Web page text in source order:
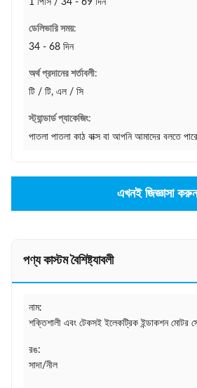
1 পিসি / 34 - 69 দিন
ডেলিভারি সময়:
34 - 68 দিন
অর্থ প্রদানের শর্তাবলী:
টি / টি, এল / সি
স্ট্যান্ডার্ড প্যাকেজিং:
পাতলা পাতলা কাঠ বাক্স বা আপনি আমাদের বলতে
এখনই জিজ্ঞাসা করুন
পণ্য কাস্টম বৈশিষ্ট্যাবলী
নাম:
শক্তিশালী এবং টেকসই ইলেকট্রিক ইন্ডাকশন মোটর
রঙ:
সাদা/নীল